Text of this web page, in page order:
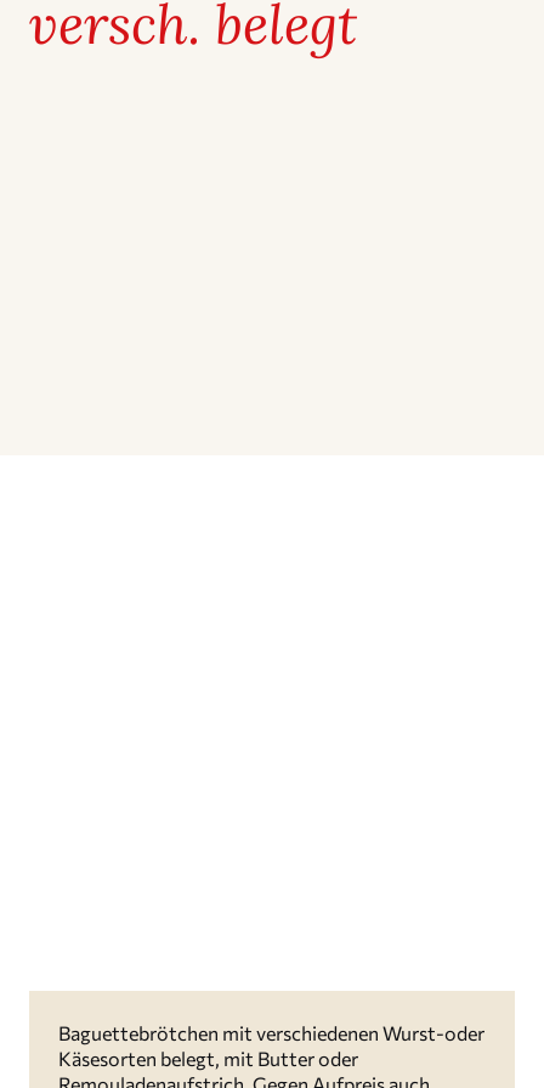
versch. belegt
Baguettebrötchen mit verschiedenen Wurst-oder
Käsesorten belegt, mit Butter oder